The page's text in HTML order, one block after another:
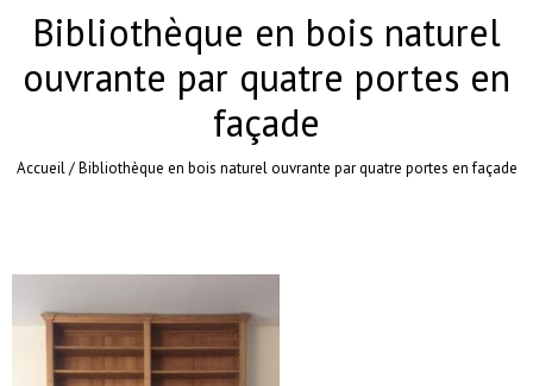
Bibliothèque en bois naturel
ouvrante par quatre portes en
façade
Accueil/Bibliothèque en bois naturel ouvrante par quatre portes en façade